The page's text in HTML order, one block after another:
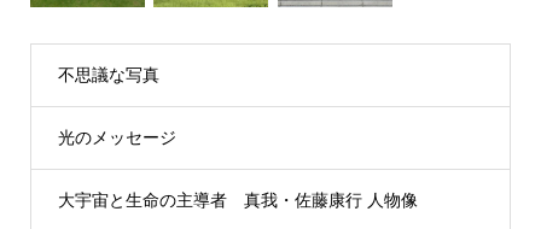
不思議な写真
光のメッセージ
大宇宙と生命の主導者 真我・佐藤康行 人物像